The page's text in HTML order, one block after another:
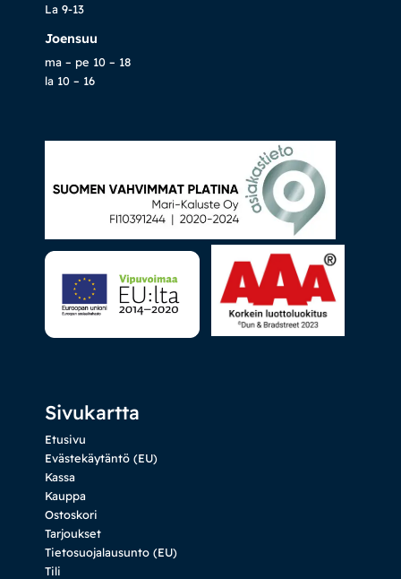
La 9-13
Joensuu
ma – pe 10 – 18
la 10 – 16
Sivukartta
Etusivu
Evästekäytäntö (EU)
Kassa
Kauppa
Ostoskori
Tarjoukset
Tietosuojalausunto (EU)
Tili